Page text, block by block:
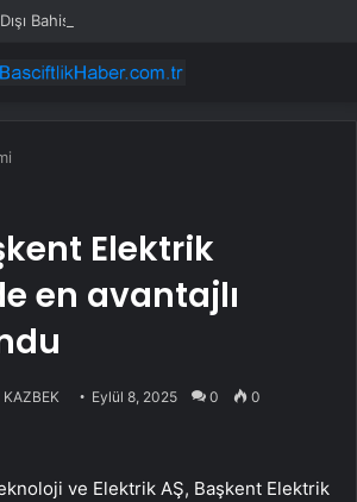
Bahis Operasyonu
Elektrik
en avantajlı
Eylül 8, 2025 0 0
ve Elektrik AŞ, Başkent Elektrik